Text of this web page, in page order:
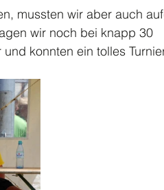
mussten wir aber auch
wir noch bei knapp 30
konnten ein tolles